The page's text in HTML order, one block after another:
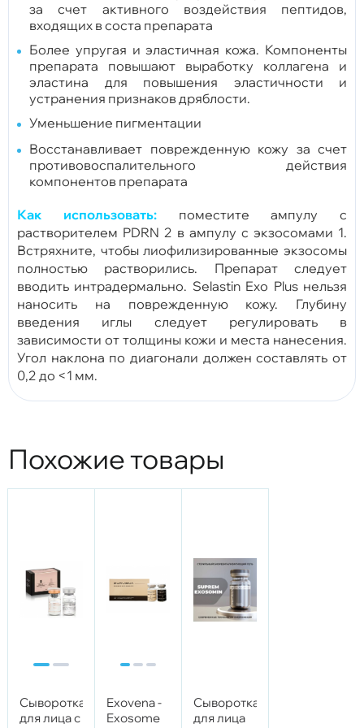
за счет активного воздействия пептидов,
входящих в соста препарата
Более упругая и эластичная кожа. Компоненты
препарата повышают выработку коллагена и
эластина для повышения эластичности и
устранения признаков дряблости.
Уменьшение пигментации
Восстанавливает поврежденную кожу за счет
противовоспалительного действия
компонентов препарата
Как использовать:поместите ампулу с
растворителем PDRN 2 в ампулу с экзосомами 1.
Встряхните, чтобы лиофилизированные экзосомы
полностью растворились. Препарат следует
вводить интрадермально. Selastin Exo Plus нельзя
наносить на поврежденную кожу. Глубину
введения иглы следует регулировать в
зависимости от толщины кожи и места нанесения.
Угол наклона по диагонали должен составлять от
0,2 до <1 мм.
Похожие товары
Сыворотка
для лица с
Exovena -
Exosome
Сыворотка
для лица